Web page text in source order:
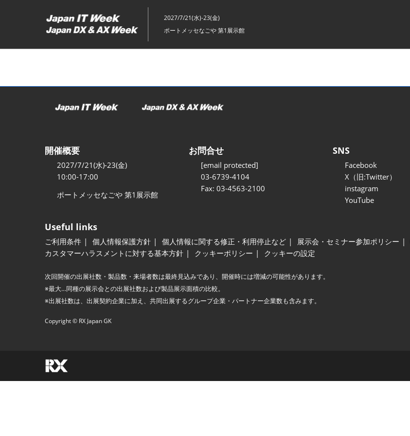
キ
ッ
2027/7/21(水)-23(金)
ポートメッセなごや 第1展示館
開催概要
2027/7/21(水)-23(金)
10:00-17:00
ポートメッセなごや 第1展示館
お問合せ
[email protected]
03-6739-4104
Fax: 03-4563-2100
SNS
Facebook
X（旧:Twitter）
instagram
YouTube
Useful links
ご利用条件 個人情報保護方針 個人情報に関する修正・利用停止など 展示会・セミナー参加ポリシー
カスタマーハラスメントに対する基本方針
クッキーポリシー クッキーの設定
次回開催の出展社数・製品数・来場者数は最終見込みであり、開催時には増減の可能性があります。
※最大…同種の展示会との出展社数および製品展示面積の比較。
※出展社数は、出展契約企業に加え、共同出展するグループ企業・パートナー企業数も含みます。
Copyright © RX Japan GK